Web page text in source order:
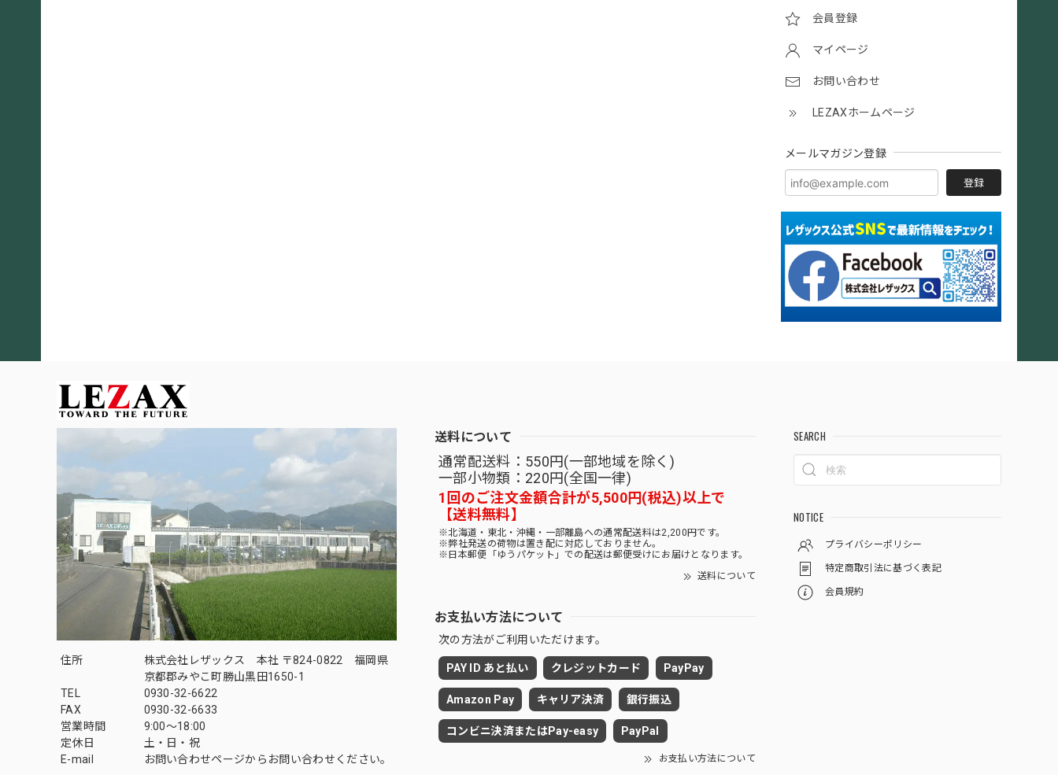
会員登録
マイページ
お問い合わせ
LEZAXホームページ
メールマガジン登録
登録
住所
株式会社レザックス 本社 〒824-0822 福岡県
京都郡みやこ町勝山黒田1650-1
TEL
0930-32-6622
FAX
0930-32-6633
営業時間
9:00〜18:00
定休日
土・日・祝
E-mail
お問い合わせページからお問い合わせください。
送料について
通常配送料：550円(一部地域を除く)
一部小物類：220円(全国一律)
1回のご注文金額合計が5,500円(税込)以上で
【送料無料】
※北海道・東北・沖縄・一部離島への通常配送料は2,200円です。
※弊社発送の荷物は置き配に対応しておりません。
※日本郵便「ゆうパケット」での配送は郵便受けにお届けとなります。
送料について
お支払い方法について
次の方法がご利用いただけます。
PAY ID あと払い クレジットカード PayPay
Amazon Pay キャリア決済 銀行振込
コンビニ決済またはPay-easy PayPal
お支払い方法について
SEARCH
NOTICE
プライバシーポリシー
特定商取引法に基づく表記
会員規約